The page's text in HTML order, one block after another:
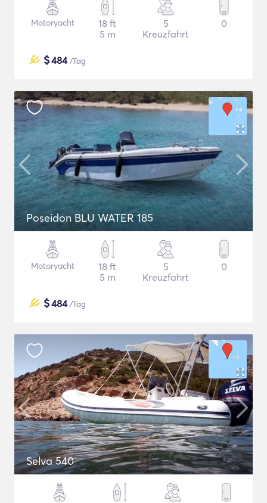
Motoryacht
18 ft
5 m
5
Kreuzfahrt
0
$484/Tag
Poseidon BLU WATER 185
Motoryacht
18 ft
5 m
5
Kreuzfahrt
0
$484/Tag
Selva 540